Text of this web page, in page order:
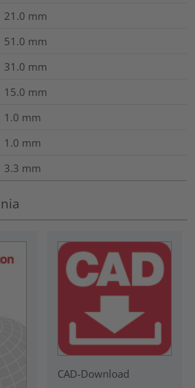
21.0 mm
51.0 mm
31.0 mm
15.0 mm
1.0 mm
1.0 mm
3.3 mm
CAD-Download